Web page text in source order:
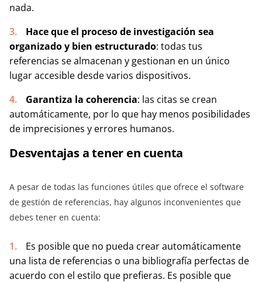
nada.
Hace que el proceso de investigación sea
organizado y bien estructurado: todas tus
referencias se almacenan y gestionan en un único
lugar accesible desde varios dispositivos.
Garantiza la coherencia: las citas se crean
automáticamente, por lo que hay menos posibilidades
de imprecisiones y errores humanos.
Desventajas a tener en cuenta
A pesar de todas las funciones útiles que ofrece el software
de gestión de referencias, hay algunos inconvenientes que
debes tener en cuenta:
Es posible que no pueda crear automáticamente
una lista de referencias o una bibliografía perfectas de
acuerdo con el estilo que prefieras. Es posible que